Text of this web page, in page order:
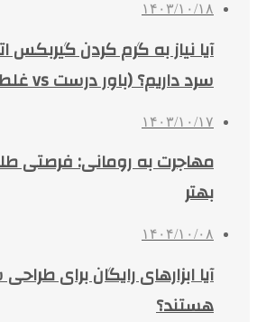
۱۴۰۳/۱۰/۱۸
آیا نیاز به گرم کردن گیربکس
سرد داریم؟ (باور درست vs غلط)
۱۴۰۳/۱۰/۱۷
مهاجرت به رومانی: فرصتی
بهتر
۱۴۰۴/۱۰/۰۸
آیا ابزارهای رایگان برای
هستند؟